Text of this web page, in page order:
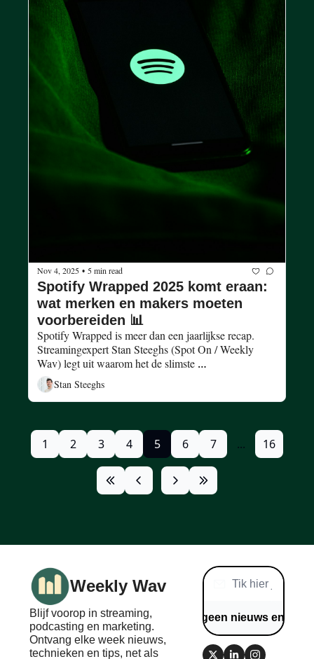
Nov 4, 2025 • 5 min read
Spotify Wrapped 2025 komt eraan:
wat merken en makers moeten
voorbereiden 📊
Spotify Wrapped is meer dan een jaarlijkse recap.
Streamingexpert Stan Steeghs (Spot On / Weekly
Wav) legt uit waarom het de slimste
marketingcampagne van het jaar is – en hoe merken
en makers er strategisch op inspelen.
Stan Steeghs
1 2 3 4 5 6 7 ... 16
Weekly Wav
Blijf voorop in streaming,
podcasting en marketing.
Ontvang elke week nieuws,
technieken en tips, net als
Mis geen nieuws en tips